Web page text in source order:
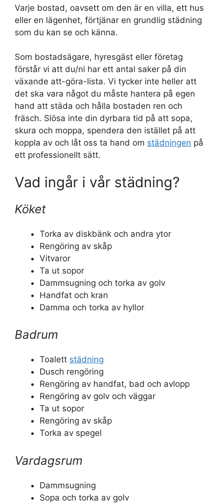
Varje bostad, oavsett om den är en villa, ett hus
eller en lägenhet, förtjänar en grundlig städning
som du kan se och känna.
Som bostadsägare, hyresgäst eller företag
förstår vi att du/ni har ett antal saker på din
växande att-göra-lista. Vi tycker inte heller att
det ska vara något du måste hantera på egen
hand att städa och hålla bostaden ren och
fräsch. Slösa inte din dyrbara tid på att sopa,
skura och moppa, spendera den istället på att
koppla av och låt oss ta hand om städningen på
ett professionellt sätt.
Vad ingår i vår städning?
Köket
Torka av diskbänk och andra ytor
Rengöring av skåp
Vitvaror
Ta ut sopor
Dammsugning och torka av golv
Handfat och kran
Damma och torka av hyllor
Badrum
Toalett städning
Dusch rengöring
Rengöring av handfat, bad och avlopp
Rengöring av golv och väggar
Ta ut sopor
Rengöring av skåp
Torka av spegel
Vardagsrum
Dammsugning
Sopa och torka av golv